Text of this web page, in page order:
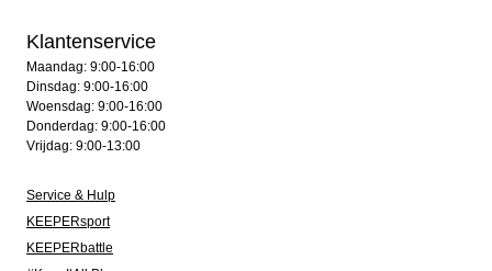
Klantenservice
Maandag: 9:00-16:00
Dinsdag: 9:00-16:00
Woensdag: 9:00-16:00
Donderdag: 9:00-16:00
Vrijdag: 9:00-13:00
Service & Hulp
KEEPERsport
KEEPERbattle